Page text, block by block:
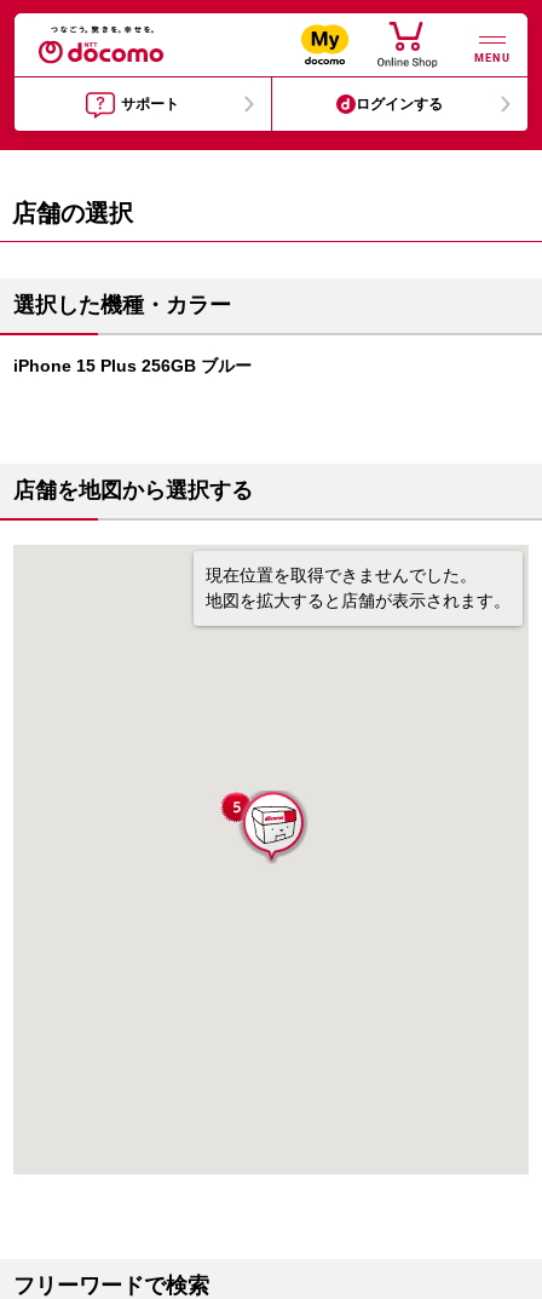
MENU
サポート ログインする
店舗の選択
選択した機種・カラー
iPhone 15 Plus 256GB ブルー
店舗を地図から選択する
現在位置を取得できませんでした。
地図を拡大すると店舗が表示されます。
フリーワードで検索